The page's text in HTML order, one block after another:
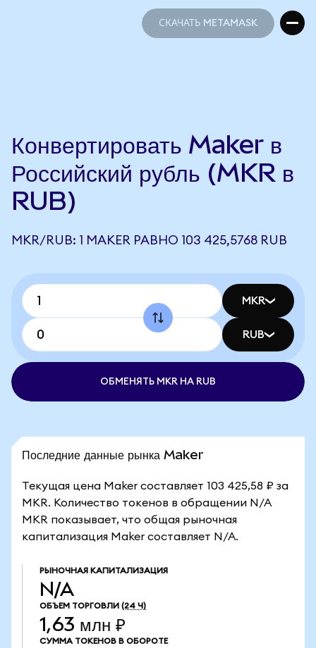
СКАЧАТЬ METAMASK
Конвертировать Maker в
Российский рубль (MKR в
RUB)
MKR/RUB: 1 MAKER РАВНО 103 425,5768 RUB
MKR
RUB
ОБМЕНЯТЬ MKR НА RUB
Последние данные рынка Maker
Текущая цена Maker составляет 103 425,58 ₽ за
MKR. Количество токенов в обращении N/A
MKR показывает, что общая рыночная
капитализация Maker составляет N/A.
РЫНОЧНАЯ КАПИТАЛИЗАЦИЯ
N/A
ОБЪЕМ ТОРГОВЛИ (24 Ч)
1,63 млн ₽
СУММА ТОКЕНОВ В ОБОРОТЕ